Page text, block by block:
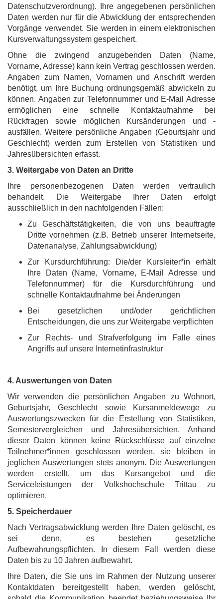
Datenschutzverordnung). Ihre angegebenen persönlichen
Daten werden nur für die Abwicklung der entsprechenden
Vorgänge verwendet. Sie werden in einem elektronischen
Kursverwaltungssystem gespeichert.
Ohne die zwingend anzugebenden Daten (Name,
Vorname, Adresse) kann kein Vertrag geschlossen werden.
Angaben zum Namen, Vornamen und Anschrift werden
benötigt, um Ihre Buchung ordnungsgemäß abwickeln zu
können. Angaben zur Telefonnummer und E-Mail Adresse
ermöglichen eine schnelle Kontaktaufnahme bei
Rückfragen sowie möglichen Kursänderungen und -
ausfällen. Weitere persönliche Angaben (Geburtsjahr und
Geschlecht) werden zum Erstellen von Statistiken und
Jahresübersichten erfasst.
3. Weitergabe von Daten an Dritte
Ihre personenbezogenen Daten werden vertraulich
behandelt. Die Weitergabe Ihrer Daten erfolgt
ausschließlich in den nachfolgenden Fällen:
Zu Geschäftstätigkeiten, die von uns beauftragte
Dritte vornehmen (z.B. Betrieb unserer Internetseite,
Datenanalyse, Zahlungsabwicklung)
Zur Kursdurchführung: Die/der Kursleiter*in erhält
Ihre Daten (Name, Vorname, E-Mail Adresse und
Telefonnummer) für die Kursdurchführung und
schnelle Kontaktaufnahme bei Änderungen
Bei gesetzlichen und/oder gerichtlichen
Entscheidungen, die uns zur Weitergabe verpflichten
Zur Rechts- und Strafverfolgung im Falle eines
Angriffs auf unsere Internetinfrastruktur
4. Auswertungen von Daten
Wir verwenden die persönlichen Angaben zu Wohnort,
Geburtsjahr, Geschlecht sowie Kursanmeldewege zu
Auswertungszwecken für die Erstellung von Statistiken,
Semestervergleichen und Jahresübersichten. Anhand
dieser Daten können keine Rückschlüsse auf einzelne
Teilnehmer*innen geschlossen werden, sie bleiben in
jeglichen Auswertungen stets anonym. Die Auswertungen
werden erstellt, um das Kursangebot und die
Serviceleistungen der Volkshochschule Trittau zu
optimieren.
5. Speicherdauer
Nach Vertragsabwicklung werden Ihre Daten gelöscht, es
sei denn, es bestehen gesetzliche
Aufbewahrungspflichten. In diesem Fall werden diese
Daten bis zu 10 Jahren aufbewahrt.
Ihre Daten, die Sie uns im Rahmen der Nutzung unserer
Kontaktdaten bereitgestellt haben, werden gelöscht,